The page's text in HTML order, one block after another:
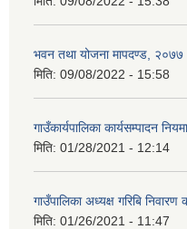
भवन तथा योजना मापदण्ड, २०७७
मिति: 09/08/2022 - 15:58
गाउँकार्यपालिका कार्यसम्पादन
मिति: 01/28/2021 - 12:14
गाउँपालिका अध्यक्ष गरिबि
मिति: 01/26/2021 - 11:47